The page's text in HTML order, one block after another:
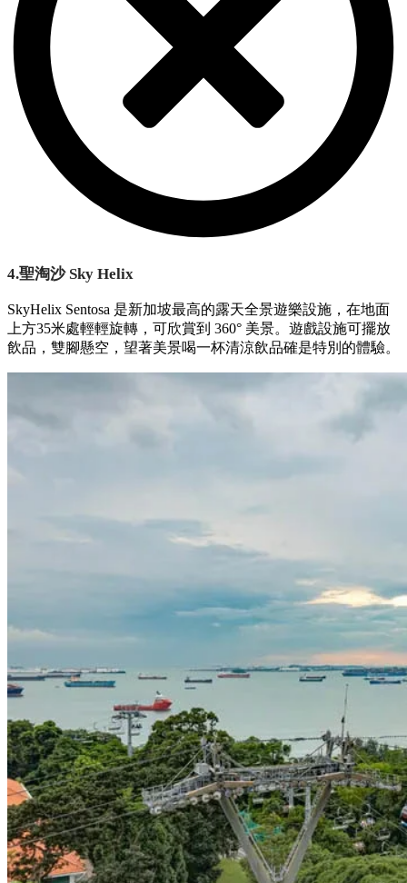
4.聖淘沙 Sky Helix
SkyHelix Sentosa 是新加坡最高的露天全景遊樂設施，在地面
上方35米處輕輕旋轉，可欣賞到 360° 美景。遊戲設施可擺放
飲品，雙腳懸空，望著美景喝一杯清涼飲品確是特別的體驗。